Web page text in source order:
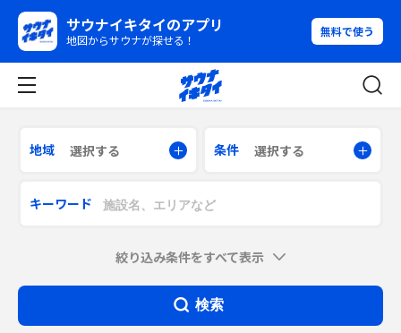
サウナイキタイのアプリ
地図からサウナが探せる！
無料で使う
地域 選択する 条件 選択する
キーワード
絞り込み条件をすべて表示
検索